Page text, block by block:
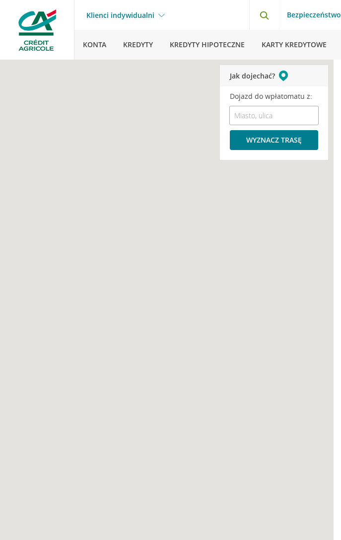
Klienci indywidualni Bezpieczeństwo
KONTA KREDYTY KREDYTY HIPOTECZNE KARTY KREDYTOWE
Jak dojechać?
Dojazd do wpłatomatu z:
WYZNACZ TRASĘ